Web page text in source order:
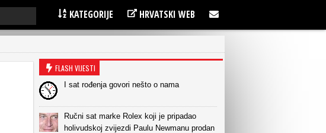
KATEGORIJE HRVATSKI WEB
FLASH VIJESTI
I sat rođenja govori nešto o nama
Ručni sat marke Rolex koji je pripadao
holivudskoj zvijezdi Paulu Newmanu prodan